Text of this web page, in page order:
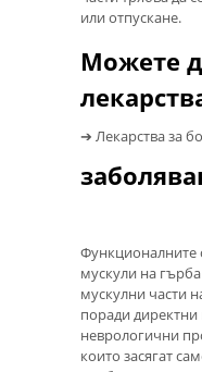
или отпускане.
Можете
➔ Лекарства за
Функционалните
мускули на
мускулни части
поради директни
неврологични
които засягат